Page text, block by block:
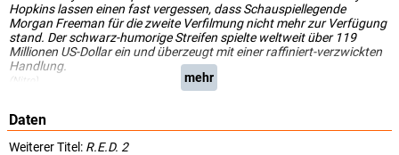
Hopkins lassen einen fast vergessen, dass Schauspiellegende
Morgan Freeman für die zweite Verfilmung nicht mehr zur Verfügung
stand. Der schwarz-humorige Streifen spielte weltweit über 119
Millionen US-Dollar ein und überzeugt mit einer raffiniert-verzwickten
Handlung.
(Nitro) mehr
Daten
Weiterer Titel: R.E.D. 2